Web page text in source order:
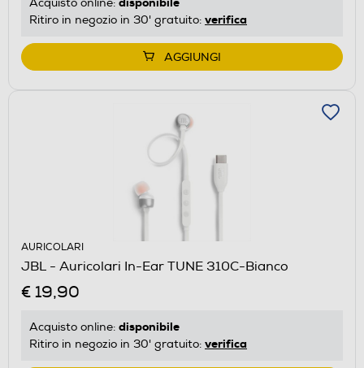
Acquisto online:
Ritiro in negozio in 30' gratuito: verifica
AGGIUNGI
AURICOLARI
JBL - Auricolari In-Ear TUNE 310C-Bianco
€ 19,90
Acquisto online: disponibile
Ritiro in negozio in 30' gratuito: verifica